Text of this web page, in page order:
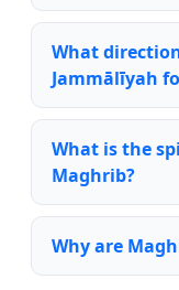
What
Jammālīyah
What is the
Maghrib?
Why are